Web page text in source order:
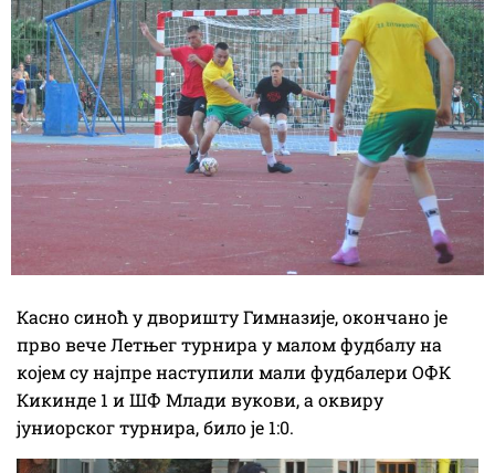
Касно синоћ у дворишту Гимназије, окончано је
прво вече Летњег турнира у малом фудбалу на
којем су најпре наступили мали фудбалери ОФК
Кикинде 1 и ШФ Млади вукови, а оквиру
јуниорског турнира, било је 1:0.